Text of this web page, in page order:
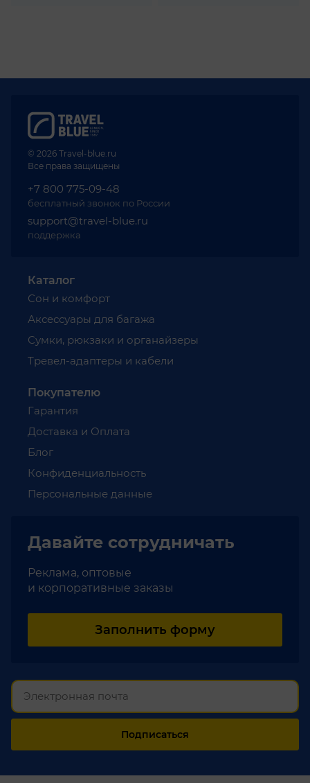
© 2026 Travel-blue.ru
Все права защищены
+7 800 775-09-48
бесплатный звонок по России
support@travel-blue.ru
поддержка
Каталог
Сон и комфорт
Аксессуары для багажа
Сумки, рюкзаки и органайзеры
Тревел-адаптеры и кабели
Покупателю
Гарантия
Доставка и Оплата
Блог
Конфиденциальность
Персональные данные
Давайте сотрудничать
Реклама, оптовые
и корпоративные заказы
Заполнить форму
Подписаться